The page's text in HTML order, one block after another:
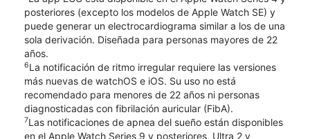
posteriores (excepto los modelos de Apple Watch SE) y
puede generar un electrocardiograma similar a los de una
sola derivación. Diseñada para personas mayores de 22
años.
6La notificación de ritmo irregular requiere las versiones
más nuevas de watchOS e iOS. Su uso no está
recomendado para menores de 22 años ni personas
diagnosticadas con fibrilación auricular (FibA).
7Las notificaciones de apnea del sueño están disponibles
en el Apple Watch Series 9 y posteriores, Ultra 2 y